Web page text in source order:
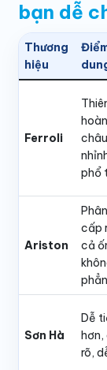
bạn dễ
Thương
hiệu
Ferroli
phổ
Ariston
cấp
cả
Sơn Hà
Dễ
rõ,